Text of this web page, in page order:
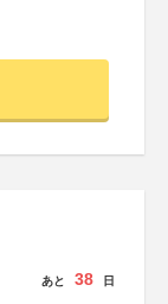
あと 38 日